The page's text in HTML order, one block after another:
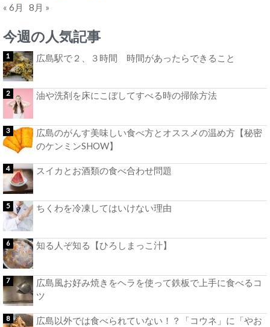
« 6月
8月 »
今週の人気記事
広島駅で２、３時間 時間があったらできること
油や洗剤を床にこぼしてすべる時の掃除方法
広島のがんす美味しい食べ方とオススメの温め方【秘密
のケンミンSHOW】
スイカとお酒類の食べ合わせ問題
ちくわを冷凍してはいけない理由
知る人ぞ知る【ひろしまっこ汁】
広島風お好み焼きをヘラを使って鉄板で上手に食べるコ
ツ
広島以外では食べられていない！？「コウネ」に「やお